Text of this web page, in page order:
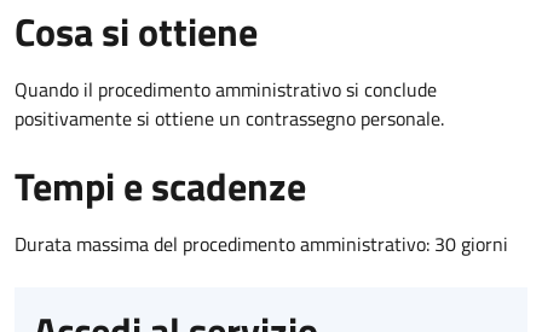
Cosa si ottiene
Quando il procedimento amministrativo si conclude
positivamente si ottiene un contrassegno personale.
Tempi e scadenze
Durata massima del procedimento amministrativo: 30 giorni